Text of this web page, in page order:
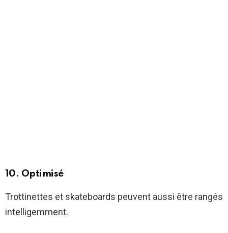
10. Optimisé
Trottinettes et skateboards peuvent aussi être rangés
intelligemment.